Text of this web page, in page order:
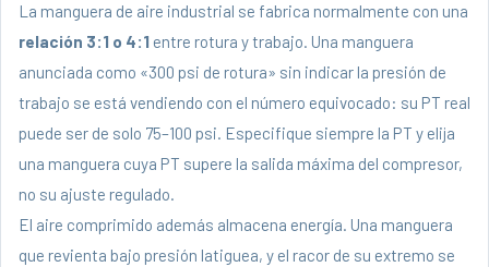
La manguera de aire industrial se fabrica normalmente con una
relación 3:1 o 4:1 entre rotura y trabajo. Una manguera
anunciada como «300 psi de rotura» sin indicar la presión de
trabajo se está vendiendo con el número equivocado: su PT real
puede ser de solo 75–100 psi. Especifique siempre la PT y elija
una manguera cuya PT supere la salida máxima del compresor,
no su ajuste regulado.
El aire comprimido además almacena energía. Una manguera
que revienta bajo presión latiguea, y el racor de su extremo se